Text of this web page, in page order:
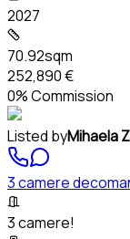
2027
70.92sqm
252,890 €
0% Commission
Listed byMihaela
3 camere
3 camere!